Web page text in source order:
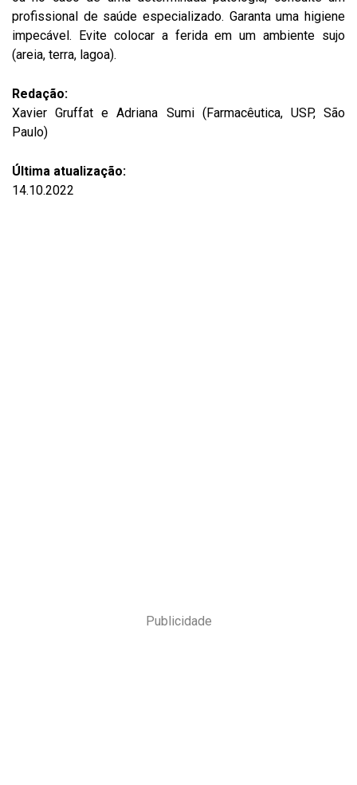
profissional de saúde especializado. Garanta uma higiene
impecável. Evite colocar a ferida em um ambiente sujo
(areia, terra, lagoa).
Redação:
Xavier Gruffat e Adriana Sumi (Farmacêutica, USP, São
Paulo)
Última atualização:
14.10.2022
Publicidade